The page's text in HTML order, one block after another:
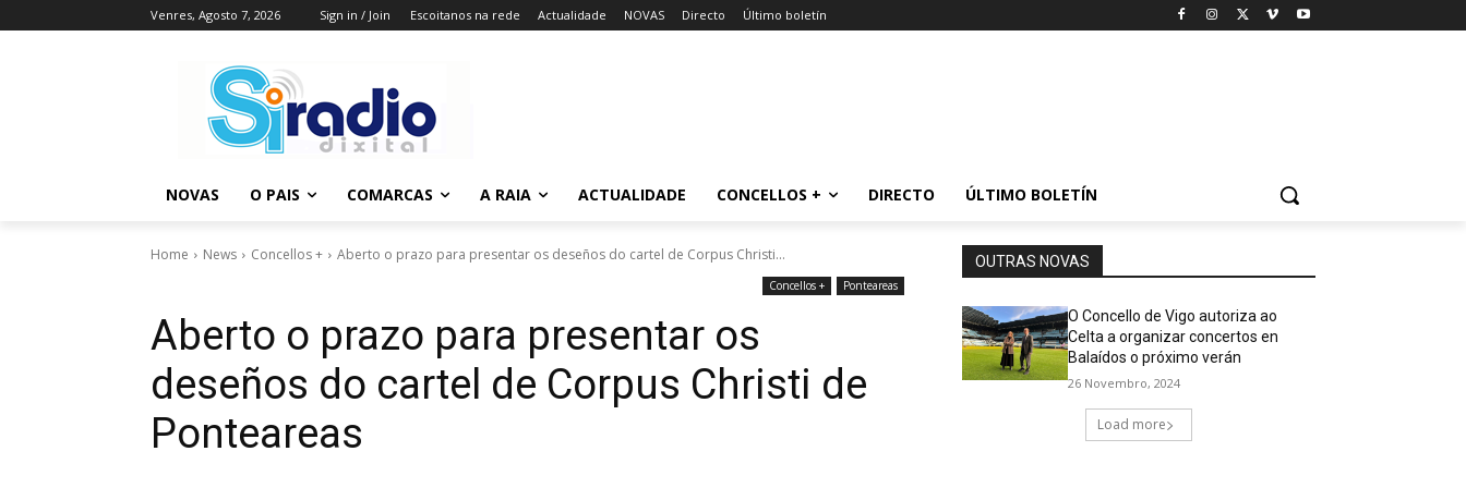
Venres, Agosto 7, 2026 Sign in / Join Escoitanos na rede Actualidade NOVAS Directo Último boletín
NOVAS O PAIS COMARCAS A RAIA ACTUALIDADE CONCELLOS + DIRECTO ÚLTIMO BOLETÍN
Home News Concellos + Aberto o prazo para presentar os deseños do cartel de Corpus Christi...
Concellos + Ponteareas
Aberto o prazo para presentar os
deseños do cartel de Corpus Christi de
Ponteareas
OUTRAS NOVAS
O Concello de Vigo autoriza ao
Celta a organizar concertos en
Balaídos o próximo verán
26 Novembro, 2024
Load more